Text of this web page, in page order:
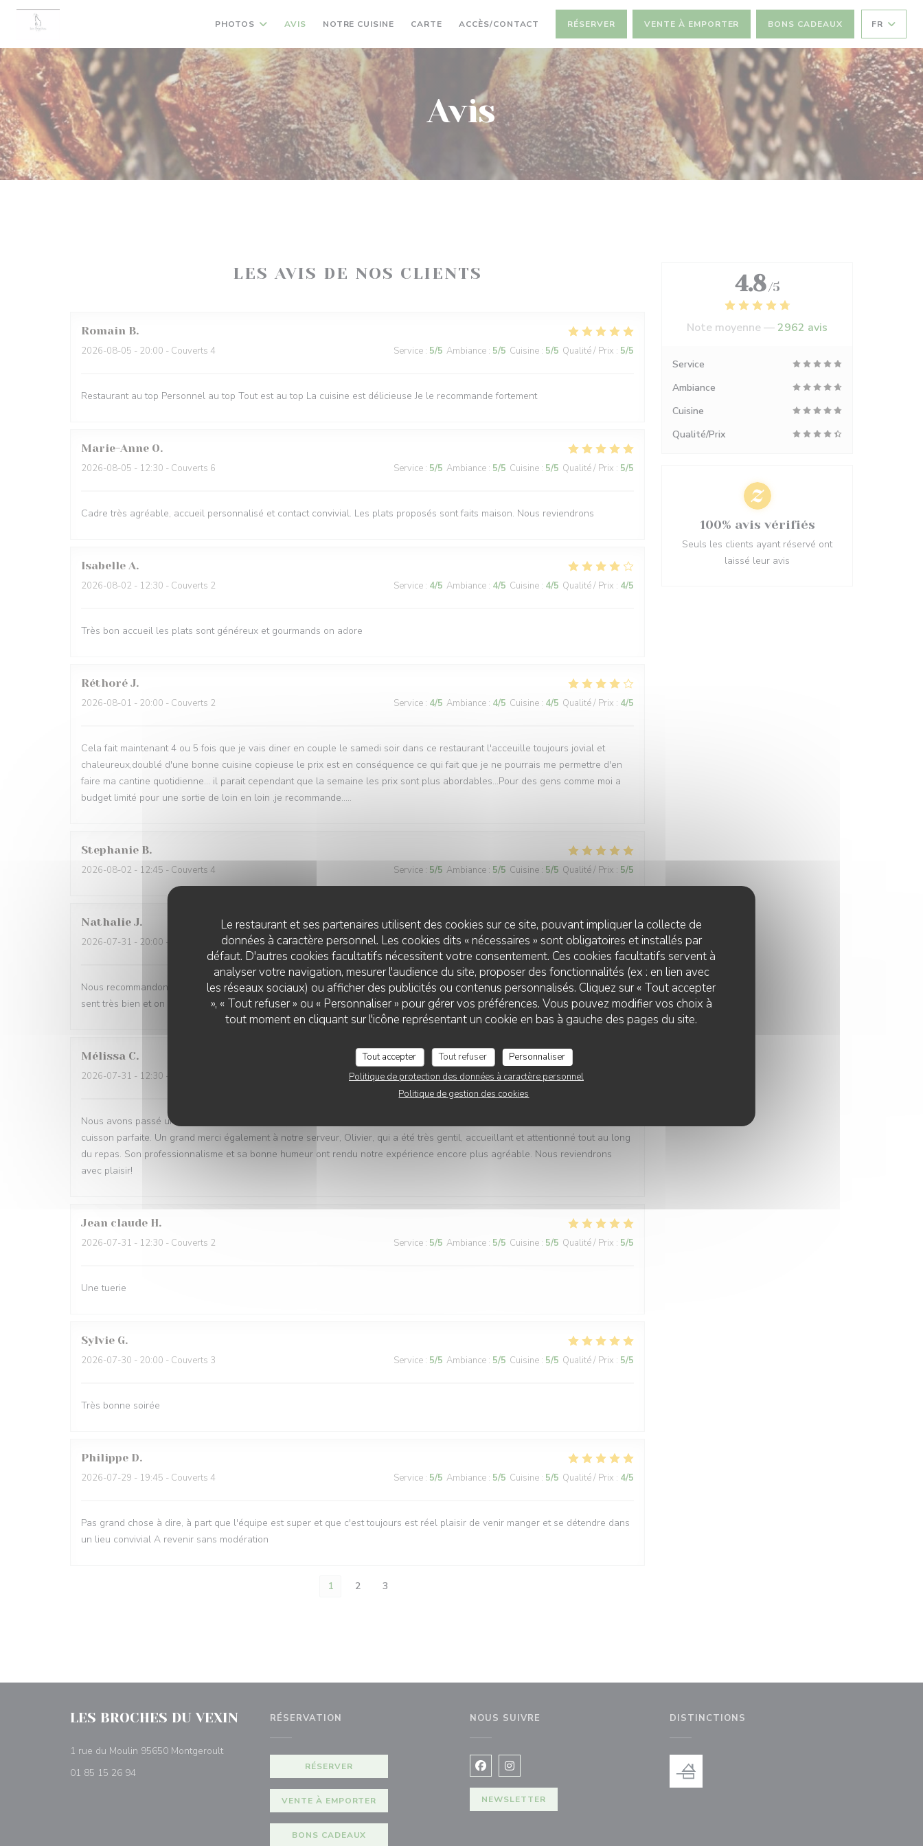
Personnalisation de vos choix en matière de cookies
Le restaurant et ses partenaires utilisent des cookies sur ce site, pouvant impliquer la collecte de
données à caractère personnel. Les cookies dits « nécessaires » sont obligatoires et installés par
défaut. D'autres cookies facultatifs nécessitent votre consentement. Ces cookies facultatifs servent à
analyser votre navigation, mesurer l'audience du site, proposer des fonctionnalités (ex : en lien avec
les réseaux sociaux) ou afficher des publicités ou contenus personnalisés. Cliquez sur « Tout accepter
», « Tout refuser » ou « Personnaliser » pour gérer vos préférences. Vous pouvez modifier vos choix à
tout moment en cliquant sur l'icône représentant un cookie en bas à gauche des pages du site.
Tout accepter Tout refuser
Personnaliser
Politique de protection des données à caractère personnel
Politique de gestion des cookies
PHOTOS AVIS NOTRE CUISINE CARTE((OUVRE UNE NOUVELLE FENÊTRE))
ACCÈS/CONTACT RÉSERVER VENTE À EMPORTER BONS CADEAUX FR
Avis
LES AVIS DE NOS CLIENTS
Romain B
2026-08-05 - 20:00 - Couverts 4 Service : 5/5 Ambiance : 5/5 Cuisine : 5/5 Qualité / Prix : 5/5
Restaurant au top Personnel au top Tout est au top La cuisine est délicieuse Je le recommande fortement
Marie-Anne O
2026-08-05 - 12:30 - Couverts 6 Service : 5/5 Ambiance : 5/5 Cuisine : 5/5 Qualité / Prix : 5/5
Cadre très agréable, accueil personnalisé et contact convivial. Les plats proposés sont faits maison. Nous reviendrons
Isabelle A
2026-08-02 - 12:30 - Couverts 2 Service : 4/5 Ambiance : 4/5 Cuisine : 4/5 Qualité / Prix : 4/5
Très bon accueil les plats sont généreux et gourmands on adore
Réthoré J
2026-08-01 - 20:00 - Couverts 2 Service : 4/5 Ambiance : 4/5 Cuisine : 4/5 Qualité / Prix : 4/5
Cela fait maintenant 4 ou 5 fois que je vais diner en couple le samedi soir dans ce restaurant l'acceuille toujours jovial et
chaleureux,doublé d'une bonne cuisine copieuse le prix est en conséquence ce qui fait que je ne pourrais me permettre d'en
faire ma cantine quotidienne... il parait cependant que la semaine les prix sont plus abordables...Pour des gens comme moi a
budget limité pour une sortie de loin en loin ,je recommande.....
Stephanie B
2026-08-02 - 12:45 - Couverts 4 Service : 5/5 Ambiance : 5/5 Cuisine : 5/5 Qualité / Prix : 5/5
Nathalie J
2026-07-31 - 20:00 - Couverts 6 Service: 5/5 Ambiance: 5/5 Cuisine : 5/5 Qualité / Prix:5 /5
Nous recommandons ce restaurant les yeux fermés !!! Les plats sont excellents et l’accueil extrêmement sympathique. On se
sent très bien et on y revient à chaque fois avec grand plaisir. Encore merci pour cette bonne soirée.
Mélissa C
2026-07-31 - 12:30 - Couverts 2 Service: 5/5 Ambiance: 5/5 Cuisine: 5/5 Qualité / Prix
Nous avons passé un très bon moment aux Broches du Vexin. Les plats étaient délicieux, avec des produits de qualité et une
cuisson parfaite. Un grand merci également à notre serveur, Olivier, qui a été très gentil, accueillant et attentionné tout au long
du repas. Son professionnalisme et sa bonne humeur ont rendu notre expérience encore plus agréable. Nous reviendrons
avec plaisir!
Jean claude H
2026-07-31 - 12:30 - Couverts 2 Service : 5/5 Ambiance : 5/5 Cuisine : 5/5 Qualité / Prix : 5/5
Une tuerie
Sylvie G
2026-07-30 - 20:00 - Couverts 3 Service : 5/5 Ambiance : 5/5 Cuisine : 5/5 Qualité / Prix : 5/5
Très bonne soirée
Philippe D
2026-07-29 - 19:45 - Couverts 4 Service : 5/5 Ambiance : 5/5 Cuisine : 5/5 Qualité / Prix : 4/5
Pas grand chose à dire, à part que l'équipe est super et que c'est toujours est réel plaisir de venir manger et se détendre dans
un lieu convivial A revenir sans modération
1 2 3
4.8 /5
Note moyenne —2962 avis
Service
Ambiance
Cuisine
Qualité/Prix
100% avis vérifiés
Seuls les clients ayant réservé ont
laissé leur avis
LES BROCHES DU VEXIN
1 rue du Moulin 95650 Montgeroult((ouvre une nouvelle fenêtre))
01 85 15 26 94
RÉSERVATION
RÉSERVER
VENTE À EMPORTER
BONS CADEAUX
NOUS SUIVRE
Facebook ((ouvre une nouvelle fenêtre))
Instagram ((ouvre une nouvelle fenêtre))
NEWSLETTER
DISTINCTIONS